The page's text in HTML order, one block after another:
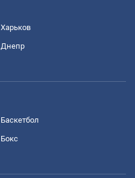
Харьков
Днепр
Баскетбол
Бокс